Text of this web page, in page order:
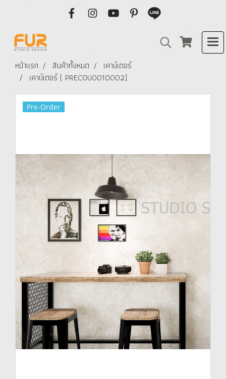
หน้าแรก สินค้าทั้งหมด
เคาน์เตอร์
เคาน์เตอร์ ( PRECOU0010002)
Pre-Order